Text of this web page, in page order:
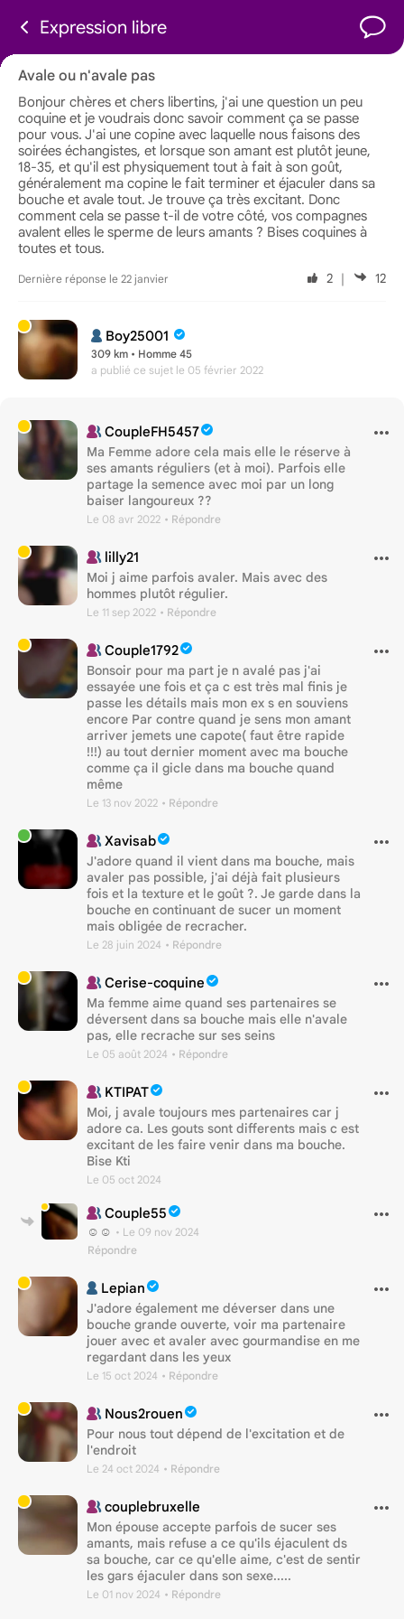
Expression libre
Avale ou n'avale pas
Bonjour chères et chers libertins, j'ai une question un peu
coquine et je voudrais donc savoir comment ça se passe
pour vous. J'ai une copine avec laquelle nous faisons des
soirées échangistes, et lorsque son amant est plutôt jeune,
18-35, et qu'il est physiquement tout à fait à son goût,
généralement ma copine le fait terminer et éjaculer dans sa
bouche et avale tout. Je trouve ça très excitant. Donc
comment cela se passe t-il de votre côté, vos compagnes
avalent elles le sperme de leurs amants ? Bises coquines à
toutes et tous.
Dernière réponse le 22 janvier 2 ｜ 12
Boy25001
309 km • Homme 45
a publié ce sujet le 05 février 2022
CoupleFH5457
Ma Femme adore cela mais elle le réserve à
ses amants réguliers (et à moi). Parfois elle
partage la semence avec moi par un long
baiser langoureux ??
Le 08 avr 2022 • Répondre
lilly21
Moi j aime parfois avaler. Mais avec des
hommes plutôt régulier.
Le 11 sep 2022 • Répondre
Couple1792
Bonsoir pour ma part je n avalé pas j'ai
essayée une fois et ça c est très mal finis je
passe les détails mais mon ex s en souviens
encore Par contre quand je sens mon amant
arriver jemets une capote( faut être rapide
!!!) au tout dernier moment avec ma bouche
comme ça il gicle dans ma bouche quand
même
Le 13 nov 2022 • Répondre
Xavisab
J'adore quand il vient dans ma bouche, mais
avaler pas possible, j'ai déjà fait plusieurs
fois et la texture et le goût ?. Je garde dans la
bouche en continuant de sucer un moment
mais obligée de recracher.
Le 28 juin 2024 • Répondre
Cerise-coquine
Ma femme aime quand ses partenaires se
déversent dans sa bouche mais elle n'avale
pas, elle recrache sur ses seins
Le 05 août 2024 • Répondre
KTIPAT
Moi, j avale toujours mes partenaires car j
adore ca. Les gouts sont differents mais c est
excitant de les faire venir dans ma bouche.
Bise Kti
Le 05 oct 2024
Couple55
☺️☺️ • Le 09 nov 2024
Répondre
Lepian
J'adore également me déverser dans une
bouche grande ouverte, voir ma partenaire
jouer avec et avaler avec gourmandise en me
regardant dans les yeux
Le 15 oct 2024 • Répondre
Nous2rouen
Pour nous tout dépend de l'excitation et de
l'endroit
Le 24 oct 2024 • Répondre
couplebruxelle
Mon épouse accepte parfois de sucer ses
amants, mais refuse a ce qu'ils éjaculent ds
sa bouche, car ce qu'elle aime, c'est de sentir
les gars éjaculer dans son sexe.....
Le 01 nov 2024 • Répondre